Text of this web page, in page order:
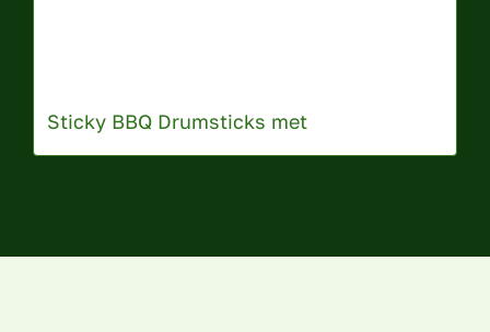
Sticky BBQ Drumsticks met